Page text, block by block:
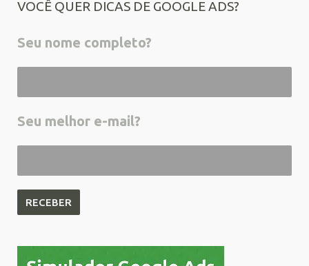
VOCÊ QUER DICAS DE GOOGLE ADS?
Seu nome completo?
Seu melhor e-mail?